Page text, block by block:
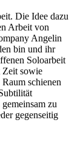
Die Idee dazu
Arbeit von
Angelin
bin und ihr
Soloarbeit
Zeit sowie
schienen
zu
gegenseitig